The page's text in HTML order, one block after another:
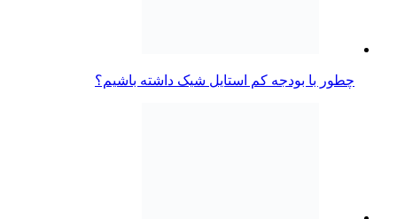
چطور با بودجه کم استایل شیک داشته باشیم؟